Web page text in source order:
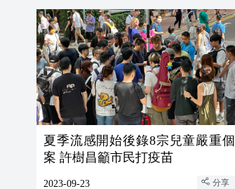
夏季流感開始後錄8宗兒童嚴重個
案 許樹昌籲市民打疫苗
2023-09-23 分享